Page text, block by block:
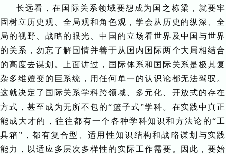
长远看，在国际关系领域要想成为国之栋梁，就要牢
固树立历史观、全局观和角色观，学会从历史的纵深、全
局的视野、战略的眼光、中国的立场看世界及中国与世界
的关系，勿忘了解国情并善于从国内国际两个大局相结合
的高度去谋划。上面讲过，国际体系和国际关系是极其复
杂多维嬗变的巨系统，用任何单一的认识论都无法驾驭。
这就决定了国际关系学科跨领域、多元化、开放式的存在
方式，甚至成为无所不包的“篮子式”学科。在实践中真正
能成大才的，往往都有一个各种学科知识和方法论的“工
具箱”，都有复合型、适用性知识结构和战略谋划与实践
能力，以适应多层次多样性的实际工作需要。因此，要始